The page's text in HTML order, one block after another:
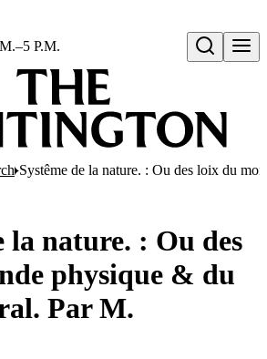
Open search
P.M.
Systême de la nature. : Ou des loix du
la nature. : Ou des
physique & du
Par M.